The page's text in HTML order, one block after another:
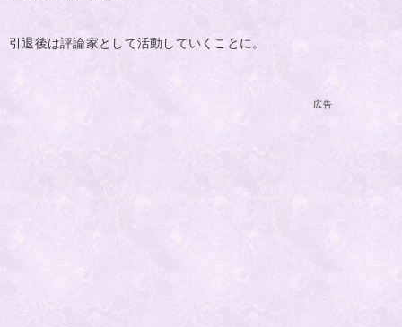
引退後は評論家として活動していくことに。
広告